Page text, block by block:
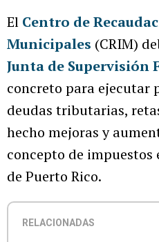
El Centro de
Municipales (CRIM)
Junta de Supervisión
concreto para ejecutar
deudas tributarias,
hecho mejoras y
concepto de
de Puerto Rico.
RELACIONADAS